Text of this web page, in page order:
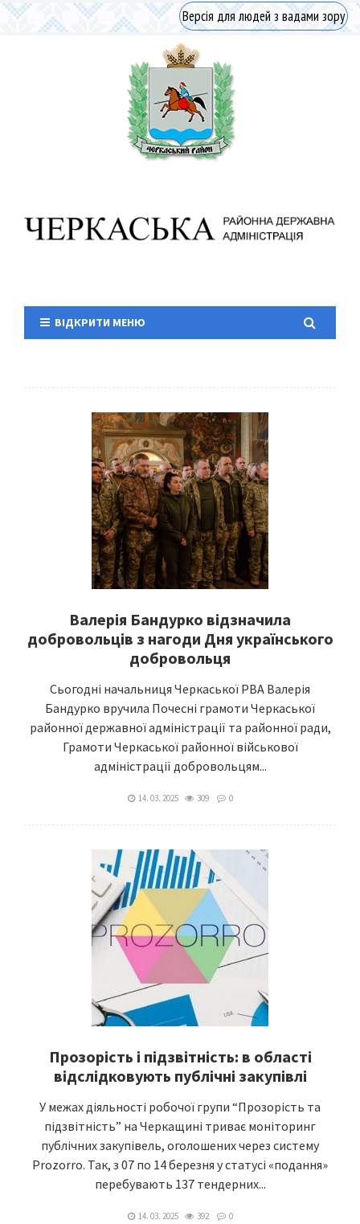
Версія для людей з вадами зору
ВІДКРИТИ МЕНЮ
Валерія Бандурко відзначила
добровольців з нагоди Дня українського
добровольця
Сьогодні начальниця Черкаської РВА Валерія
Бандурко вручила Почесні грамоти Черкаської
районної державної адміністрації та районної ради,
Грамоти Черкаської районної військової
адміністрації добровольцям...
14. 03. 2025 309 0
Прозорість і підзвітність: в області
відслідковують публічні закупівлі
У межах діяльності робочої групи “Прозорість та
підзвітність” на Черкащині триває моніторинг
публічних закупівель, оголошених через систему
Prozorro. Так, з 07 по 14 березня у статусі «подання»
перебувають 137 тендерних...
14. 03. 2025 392 0